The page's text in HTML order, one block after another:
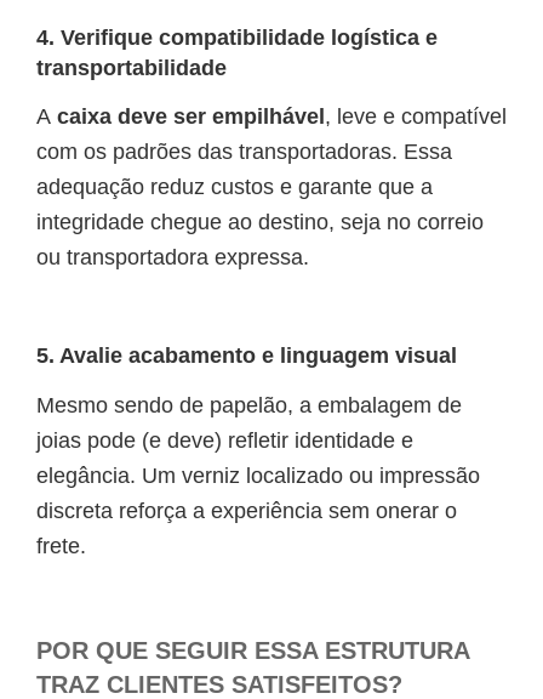
4. Verifique compatibilidade logística e
transportabilidade
A caixa deve ser empilhável , leve e compatível
com os padrões das transportadoras. Essa
adequação reduz custos e garante que a
integridade chegue ao destino, seja no correio
ou transportadora expressa.
5. Avalie acabamento e linguagem visual
Mesmo sendo de papelão, a embalagem de
joias pode (e deve) refletir identidade e
elegância. Um verniz localizado ou impressão
discreta reforça a experiência sem onerar o
frete.
POR QUE SEGUIR ESSA ESTRUTURA
TRAZ CLIENTES SATISFEITOS?